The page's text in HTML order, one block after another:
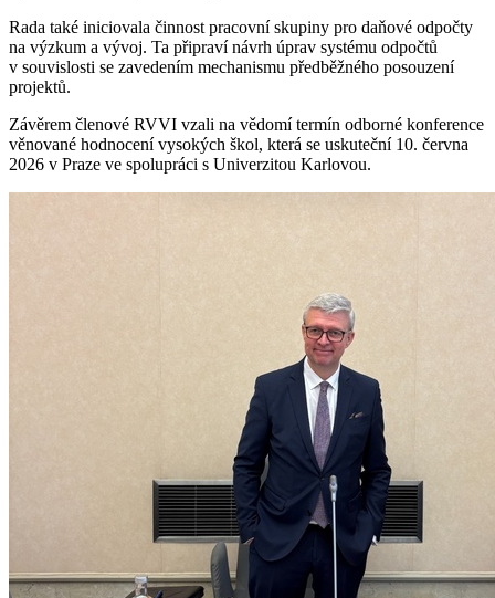
Rada také iniciovala činnost pracovní skupiny pro daňové odpočty
na výzkum a vývoj. Ta připraví návrh úprav systému odpočtů
v souvislosti se zavedením mechanismu předběžného posouzení
projektů.
Závěrem členové RVVI vzali na vědomí termín odborné konference
věnované hodnocení vysokých škol, která se uskuteční 10. června
2026 v Praze ve spolupráci s Univerzitou Karlovou.